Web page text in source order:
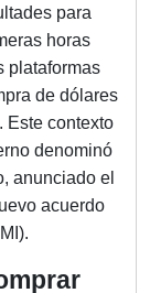
para
horas
plataformas
de dólares
Este contexto
denominó
anunciado el
acuerdo